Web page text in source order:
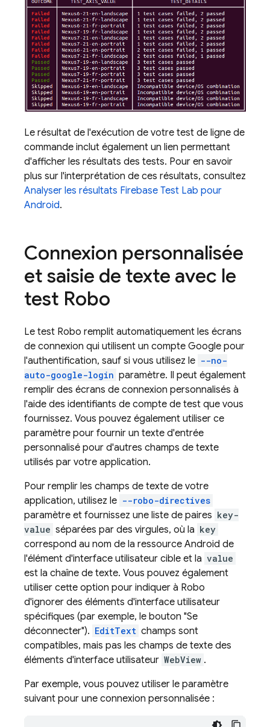
Le résultat de l'exécution de votre test de ligne de
commande inclut également un lien permettant
d'afficher les résultats des tests. Pour en savoir
plus sur l'interprétation de ces résultats, consultez
Analyser les résultats Firebase Test Lab pour
Android.
Connexion personnalisée
et saisie de texte avec le
test Robo
Le test Robo remplit automatiquement les écrans
de connexion qui utilisent un compte Google pour
l'authentification, sauf si vous utilisez le --no-
auto-google-login paramètre. Il peut également
remplir des écrans de connexion personnalisés à
l'aide des identifiants de compte de test que vous
fournissez. Vous pouvez également utiliser ce
paramètre pour fournir un texte d'entrée
personnalisé pour d'autres champs de texte
utilisés par votre application.
Pour remplir les champs de texte de votre
application, utilisez le --robo-directives
paramètre et fournissez une liste de paires key-
value séparées par des virgules, où la key
correspond au nom de la ressource Android de
l'élément d'interface utilisateur cible et la value
est la chaîne de texte. Vous pouvez également
utiliser cette option pour indiquer à Robo
d'ignorer des éléments d'interface utilisateur
spécifiques (par exemple, le bouton "Se
déconnecter"). EditText champs sont
compatibles, mais pas les champs de texte des
éléments d'interface utilisateur WebView .
Par exemple, vous pouvez utiliser le paramètre
suivant pour une connexion personnalisée :